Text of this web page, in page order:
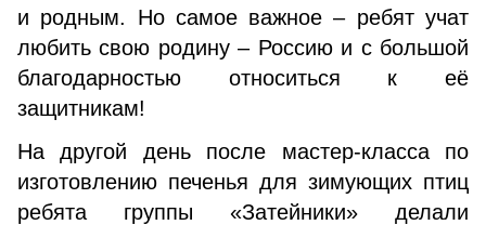
и родным. Но самое важное – ребят учат
любить свою родину – Россию и с большой
благодарностью относиться к её
защитникам!
На другой день после мастер-класса по
изготовлению печенья для зимующих птиц
ребята группы «Затейники» делали